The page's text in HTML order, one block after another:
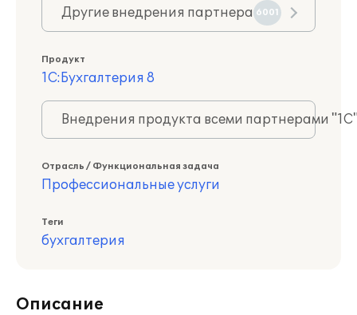
Другие внедрения партнера 6001
Продукт
1С:Бухгалтерия 8
Внедрения продукта всеми партнерами
Отрасль / Функциональная задача
Профессиональные услуги
Теги
бухгалтерия
Описание